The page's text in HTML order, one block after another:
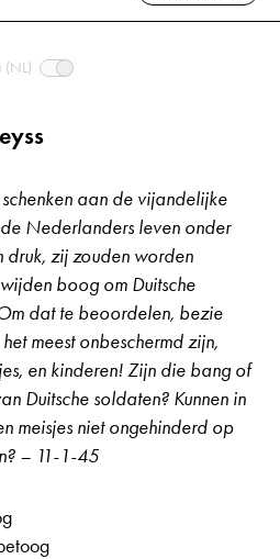
(NL)
aan de vijandelijke
Nederlanders leven onder
druk, zij zouden worden
boog om Duitsche
dat te beoordelen, bezie
meest onbeschermd zijn,
en kinderen! Zijn die bang of
Duitsche soldaten? Kunnen in
meisjes niet ongehinderd op
– 11-1-45